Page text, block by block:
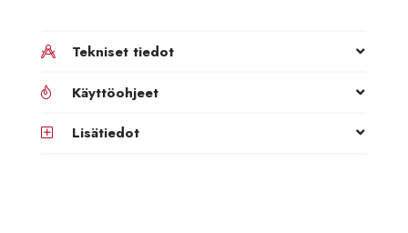
Tekniset tiedot
Käyttöohjeet
Lisätiedot